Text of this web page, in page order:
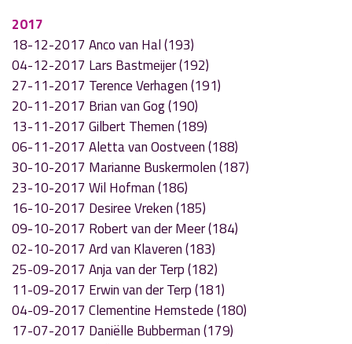
2017
18-12-2017 Anco van Hal (193)
04-12-2017 Lars Bastmeijer (192)
27-11-2017 Terence Verhagen (191)
20-11-2017 Brian van Gog (190)
13-11-2017 Gilbert Themen (189)
06-11-2017 Aletta van Oostveen (188)
30-10-2017 Marianne Buskermolen (187)
23-10-2017 Wil Hofman (186)
16-10-2017 Desiree Vreken (185)
09-10-2017 Robert van der Meer (184)
02-10-2017 Ard van Klaveren (183)
25-09-2017 Anja van der Terp (182)
11-09-2017 Erwin van der Terp (181)
04-09-2017 Clementine Hemstede (180)
17-07-2017 Daniëlle Bubberman (179)